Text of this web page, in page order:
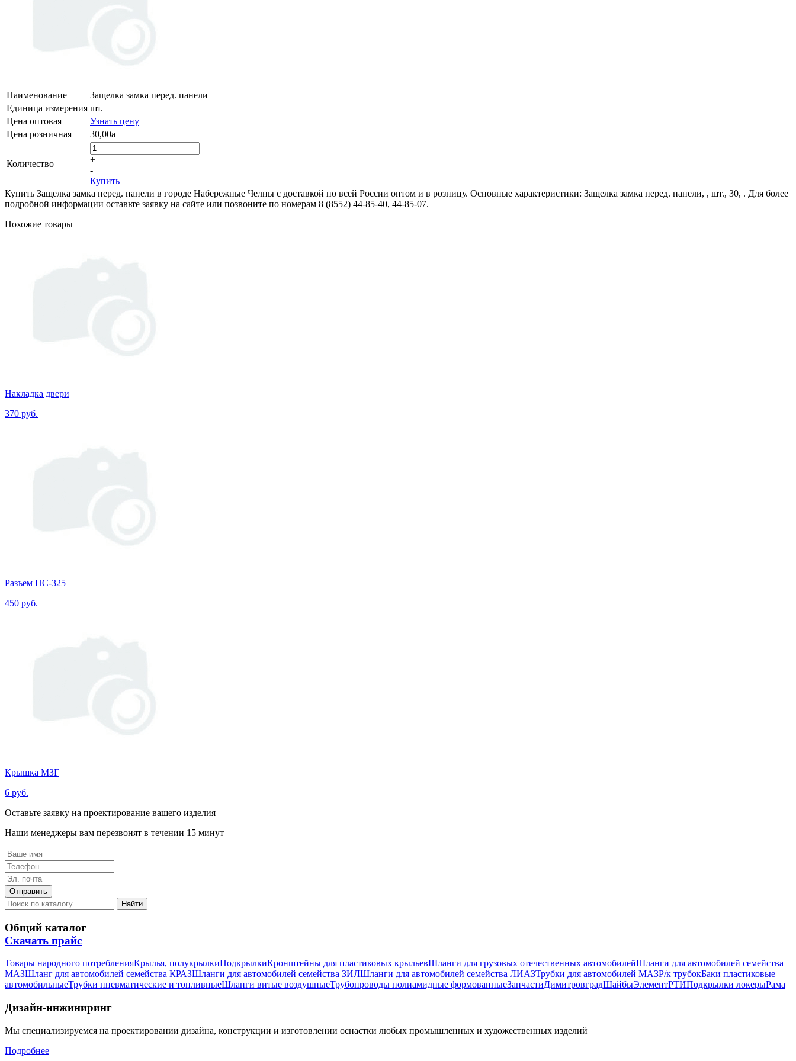
Наименование
Защелка замка перед. панели
Единица измерения шт.
Цена оптовая
Узнать цену
Цена розничная
30,00a
Количество
+
-
Купить
Купить Защелка замка перед. панели в городе Набережные Челны с доставкой по всей России оптом и в розницу. Основные характеристики: Защелка замка перед. панели, , шт., 30, . Для более
подробной информации оставьте заявку на сайте или позвоните по номерам 8 (8552) 44-85-40, 44-85-07.
Похожие товары
Накладка двери
370 руб.
Разъем ПС-325
450 руб.
Крышка МЗГ
6 руб.
Оставьте заявку на проектирование вашего изделия
Наши менеджеры вам перезвонят в течении 15 минут
Общий каталог
Скачать прайс
Товары народного потребленияКрылья, полукрылкиПодкрылкиКронштейны для пластиковых крыльевШланги для грузовых отечественных автомобилейШланги для автомобилей семейства
МАЗШланг для автомобилей семейства КРАЗШланги для автомобилей семейства ЗИЛШланги для автомобилей семейства ЛИАЗТрубки для автомобилей МАЗР/к трубокБаки пластиковые
автомобильныеТрубки пневматические и топливныеШланги витые воздушныеТрубопроводы полиамидные формованныеЗапчастиДимитровградШайбыЭлементРТИПодкрылки локерыРама
Дизайн-инжиниринг
Мы специализируемся на проектировании дизайна, конструкции и изготовлении оснастки любых промышленных и художественных изделий
Подробнее